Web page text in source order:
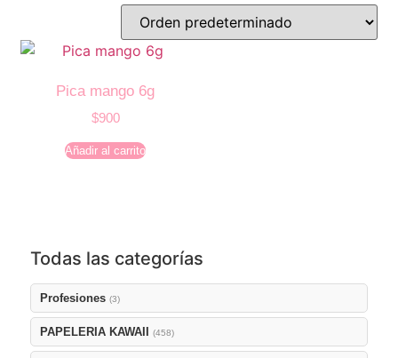
Todas las categorías
Profesiones (3)
PAPELERIA KAWAII (458)
Pica mango 6g
$900
Añadir al carrito